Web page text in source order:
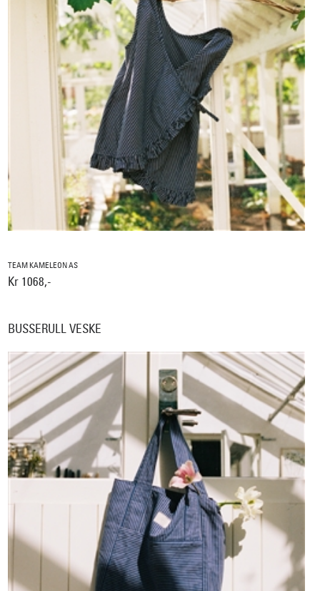
TEAM KAMELEON AS
Kr 1068,-
BUSSERULL VESKE